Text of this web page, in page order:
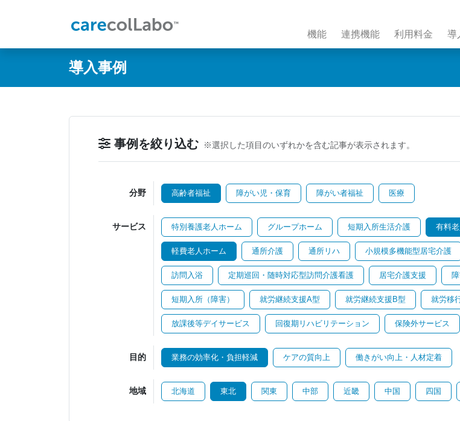
機能 連携機能 利用料金 導
導入事例
事例を絞り込む ※選択した項目のいずれかを含む記事が表示されます。
分野 高齢者福祉 障がい児・保育 障がい者福祉 医療
サービス 特別養護老人ホーム グループホーム 短期入所生活介護 有料
軽費老人ホーム 通所介護 通所リハ 小規模多機能型居宅介護
訪問入浴 定期巡回・随時対応型訪問介護看護 居宅介護支援
短期入所（障害） 就労継続支援A型 就労継続支援B型 就労移
放課後等デイサービス 回復期リハビリテーション 保険外サービス
目的 業務の効率化・負担軽減 ケアの質向上 働きがい向上・人材定着
地域 北海道 東北 関東 中部 近畿 中国 四国